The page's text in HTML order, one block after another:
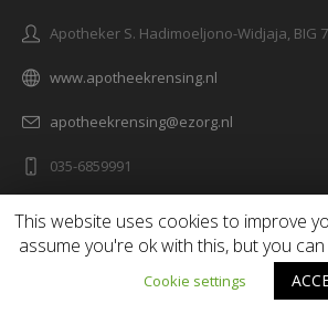
Apotheker S. Hadimoeljono-Widjaja, BIG
www.apotheekrensing.nl
apotheekrensing@ezorg.nl
035-6859991
© 2023 Apotheek Rensing BV | Designed by
All Rights Reserved
This website uses cookies to improve
assume you're ok with this, but you
Cookie settings